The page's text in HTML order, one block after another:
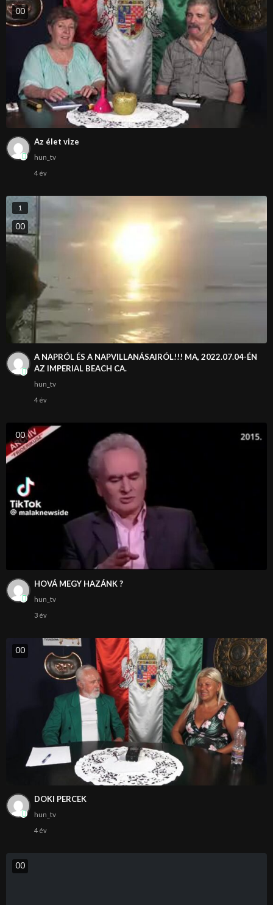
00
Az élet vize
hun_tv
4 év
1
00
A NAPRÓL ÉS A NAPVILLANÁSAIRÓL!!! MA, 2022.07.04-ÉN
AZ IMPERIAL BEACH CA.
hun_tv
4 év
00
HOVÁ MEGY HAZÁNK ?
hun_tv
3 év
00
DOKI PERCEK
hun_tv
4 év
00